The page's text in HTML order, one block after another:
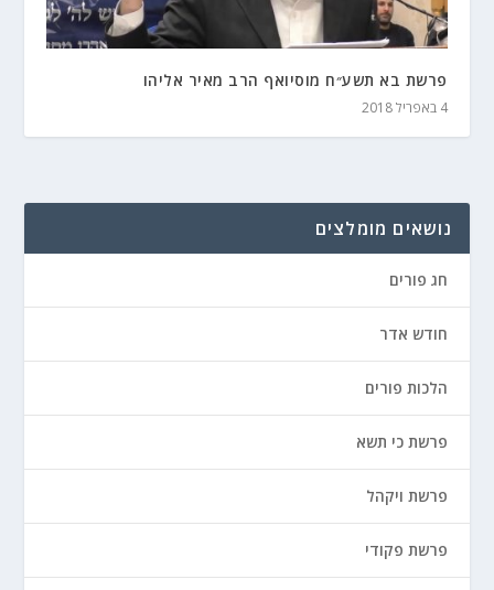
פרשת בא תשע״ח מוסיואף הרב מאיר אליהו
4 באפריל 2018
נושאים מומלצים
חג פורים
חודש אדר
הלכות פורים
פרשת כי תשא
פרשת ויקהל
פרשת פקודי